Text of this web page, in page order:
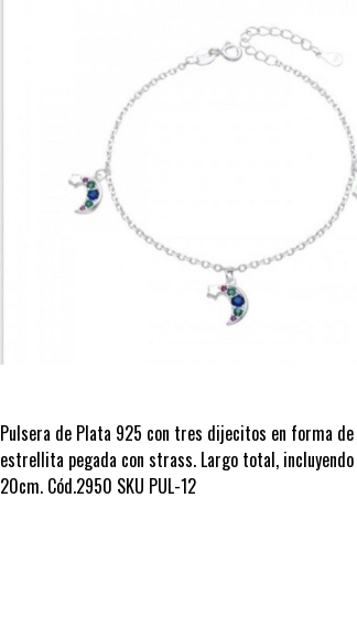
Pulsera de Plata 925 con tres dijecitos en forma de
estrellita pegada con strass. Largo total,
20cm. Cód.2950 SKU PUL-12